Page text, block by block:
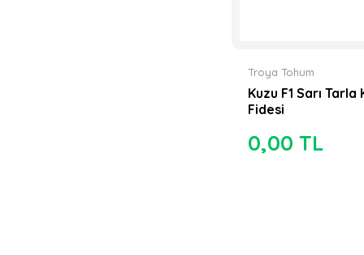
Troya Tohum
Kuzu F1 Sarı Tarla
Fidesi
0,00 TL